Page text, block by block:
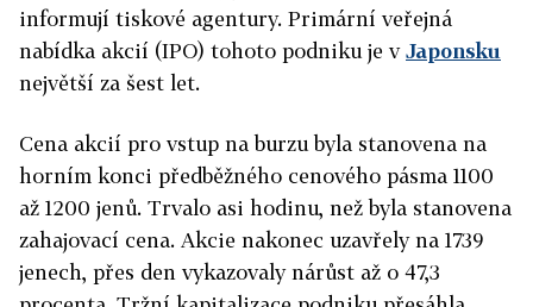
informují tiskové agentury. Primární veřejná
nabídka akcií (IPO) tohoto podniku je vJaponsku
největší za šest let.
Cena akcií pro vstup na burzu byla stanovena na
horním konci předběžného cenového pásma 1100
až 1200 jenů. Trvalo asi hodinu, než byla stanovena
zahajovací cena. Akcie nakonec uzavřely na 1739
jenech, přes den vykazovaly nárůst až o 47,3